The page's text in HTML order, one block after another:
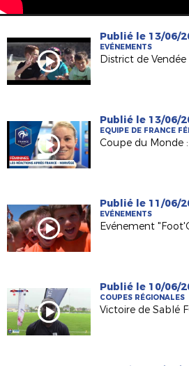
Publié le 13/06/
EVÉNEMENTS
Publié le 13/06/
EQUIPE DE FRANCE
Publié le 11/06/
EVÉNEMENTS
Publié le 10/06/
COUPES RÉGIONALES